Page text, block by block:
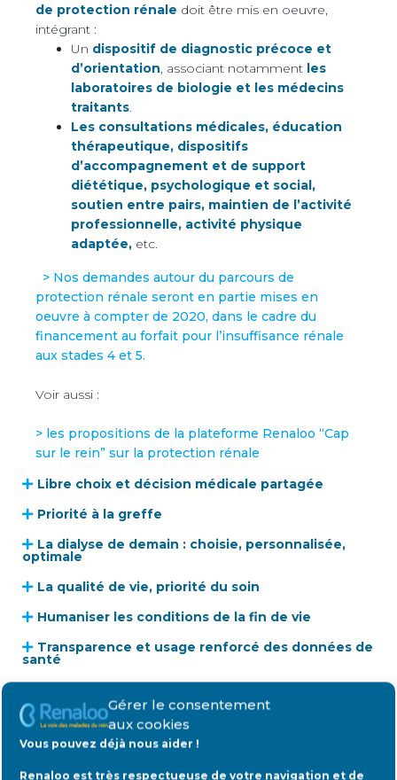
Gérer le consentement
aux cookies
Vous pouvez déjà nous aider !
Renaloo est très respectueuse de votre navigation et de
de protection rénale doit être mis en oeuvre,
intégrant :
Un dispositif de diagnostic précoce et
d’orientation, associant notamment les
laboratoires de biologie et les médecins
traitants.
Les consultations médicales, éducation
thérapeutique, dispositifs
d’accompagnement et de support
diététique, psychologique et social,
soutien entre pairs, maintien de l’activité
professionnelle, activité physique
adaptée, etc.
> Nos demandes autour du parcours de
protection rénale seront en partie mises en
oeuvre à compter de 2020, dans le cadre du
financement au forfait pour l’insuffisance rénale
aux stades 4 et 5.
Voir aussi :
> les propositions de la plateforme Renaloo “Cap
sur le rein” sur la protection rénale
Libre choix et décision médicale partagée
Priorité à la greffe
La dialyse de demain : choisie, personnalisée,
optimale
La qualité de vie, priorité du soin
Humaniser les conditions de la fin de vie
Transparence et usage renforcé des données de
santé
qualité des soins et garantir la pérrenité de leur
prise en charge
Patient-e-s et médecins ensemble, pour inventer